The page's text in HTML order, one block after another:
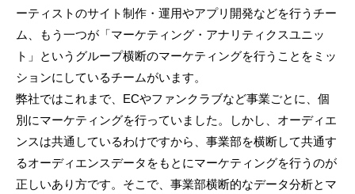
ーティストのサイト制作・運用やアプリ開発などを行うチー
ム、もう一つが「マーケティング・アナリティクスユニッ
ト」というグループ横断のマーケティングを行うことをミッ
ションにしているチームがいます。
弊社ではこれまで、ECやファンクラブなど事業ごとに、個
別にマーケティングを行っていました。しかし、オーディエ
ンスは共通しているわけですから、事業部を横断して共通す
るオーディエンスデータをもとにマーケティングを行うのが
正しいあり方です。そこで、事業部横断的なデータ分析とマ